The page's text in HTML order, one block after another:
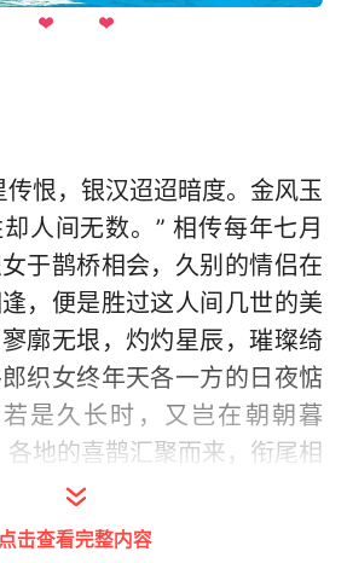
传恨，银汉迢迢暗度。金风玉
人间无数。” 相传每年七月
于鹊桥相会，久别的情侣在
，便是胜过这人间几世的美
廓无垠，灼灼星辰，璀璨绮
织女终年天各一方的日夜惦
是久长时，又岂在朝朝暮
各地的喜鹊汇聚而来，衔尾相
此成就一段佳话。鹊桥也成
流淌的意象。
点击查看完整内容